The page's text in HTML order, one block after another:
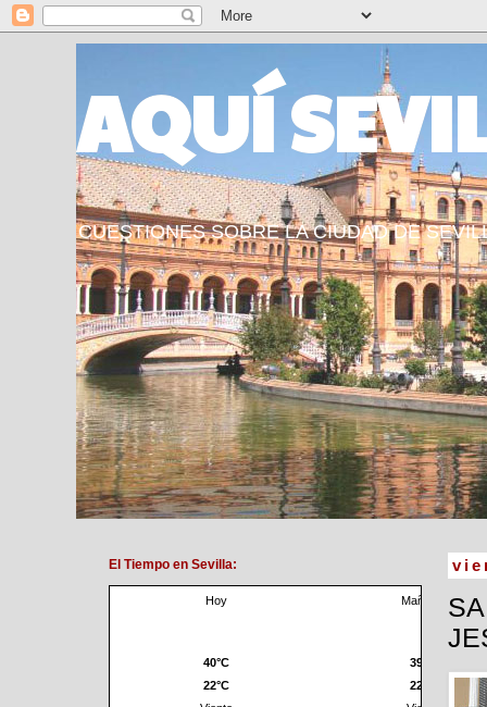
AQUÍ
CUESTIONES SOBRE LA CIUDAD DE
El Tiempo en Sevilla: